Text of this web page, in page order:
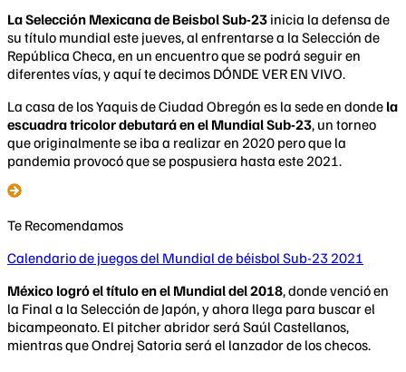
La Selección Mexicana de Beisbol Sub-23 inicia la defensa de
su título mundial este jueves, al enfrentarse a la Selección de
República Checa, en un encuentro que se podrá seguir en
diferentes vías, y aquí te decimos DÓNDE VER EN VIVO.
La casa de los Yaquis de Ciudad Obregón es la sede en donde la
escuadra tricolor debutará en el Mundial Sub-23, un torneo
que originalmente se iba a realizar en 2020 pero que la
pandemia provocó que se pospusiera hasta este 2021.
Te Recomendamos
Calendario de juegos del Mundial de béisbol Sub-23 2021
México logró el título en el Mundial del 2018, donde venció en
la Final a la Selección de Japón, y ahora llega para buscar el
bicampeonato. El pitcher abridor será Saúl Castellanos,
mientras que Ondrej Satoria será el lanzador de los checos.